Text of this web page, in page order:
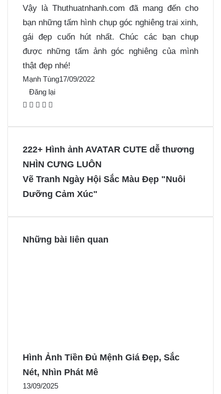
Vậy là Thuthuatnhanh.com đã mang đến cho
bạn những tấm hình chụp góc nghiêng trai xinh,
gái đẹp cuốn hút nhất. Chúc các bạn chụp
được những tấm ảnh góc nghiêng của mình
thật đẹp nhé!
Mạnh Tùng17/09/2022
Đăng lại
F
o
o
k
X P
r
e
s
M
n
g
e
n
g
e
222+ Hình ảnh AVATAR CUTE dễ thương
NHÌN CƯNG LUÔN
Vẽ Tranh Ngày Hội Sắc Màu Đẹp "Nuôi
Dưỡng Cảm Xúc"
Những bài liên quan
Hình Ảnh Tiền Đủ Mệnh Giá Đẹp, Sắc
Nét, Nhìn Phát Mê
13/09/2025